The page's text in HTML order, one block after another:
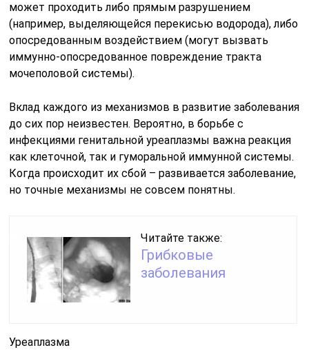
может проходить либо прямым разрушением
(например, выделяющейся перекисью водорода), либо
опосредованным воздействием (могут вызвать
иммунно-опосредованное повреждение тракта
мочеполовой системы).
Вклад каждого из механизмов в развитие заболевания
до сих пор неизвестен. Вероятно, в борьбе с
инфекциями генитальной уреаплазмы важна реакция
как клеточной, так и гуморальной иммунной системы.
Когда происходит их сбой – развивается заболевание,
но точные механизмы не совсем понятны.
Читайте также:
Грибковые
заболевания
Уреаплазма